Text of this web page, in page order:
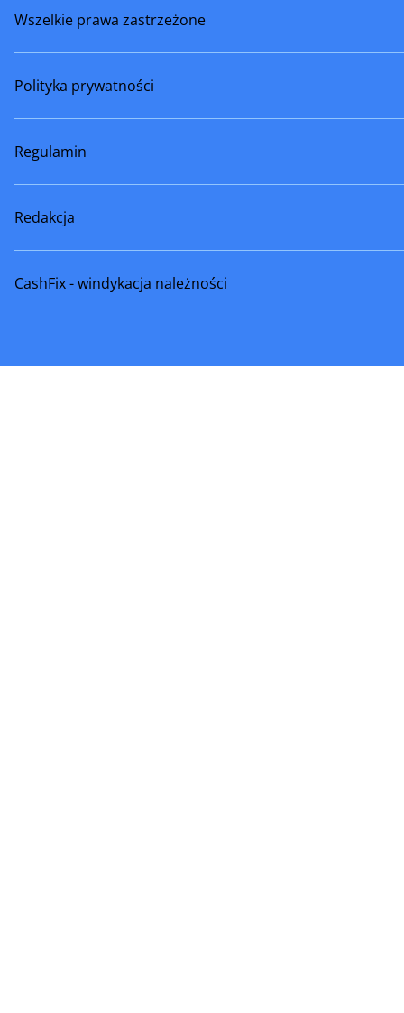
Wszelkie prawa zastrzeżone
Polityka prywatności
Regulamin
Redakcja
CashFix - windykacja należności